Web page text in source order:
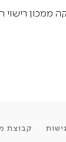
רישוי
קבוצת